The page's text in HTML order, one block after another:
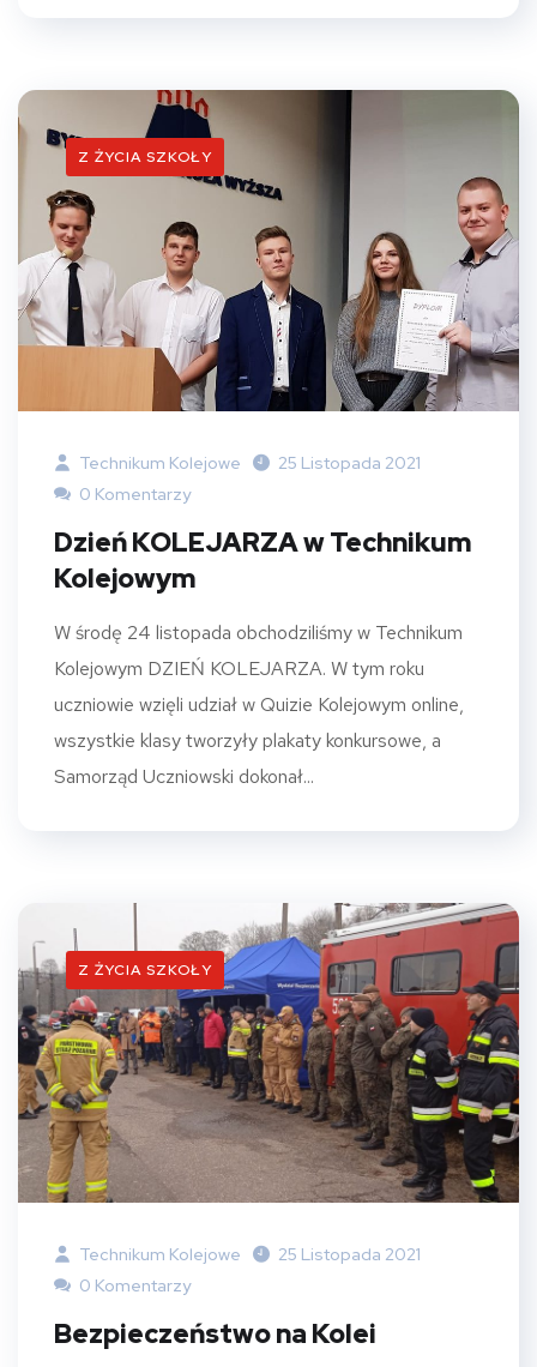
Z ŻYCIA SZKOŁY
Technikum Kolejowe
25 Listopada 2021
0 Komentarzy
Dzień KOLEJARZA w Technikum
Kolejowym
W środę 24 listopada obchodziliśmy w Technikum
Kolejowym DZIEŃ KOLEJARZA. W tym roku
uczniowie wzięli udział w Quizie Kolejowym online,
wszystkie klasy tworzyły plakaty konkursowe, a
Samorząd Uczniowski dokonał...
Z ŻYCIA SZKOŁY
Technikum Kolejowe
25 Listopada 2021
0 Komentarzy
Bezpieczeństwo na Kolei